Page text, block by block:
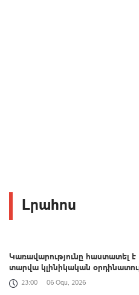
Լրահոս
Կառավարությունը հաստատել է
տարվա կլինիկական
23:00 06 Օգս, 2026